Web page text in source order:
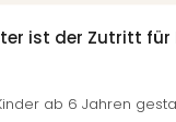
ist der Zutritt für
ab 6 Jahren